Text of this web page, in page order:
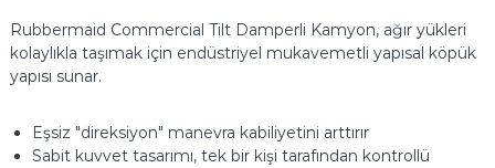
Rubbermaid Commercial Tilt Damperli Kamyon, ağır yükleri
kolaylıkla taşımak için endüstriyel mukavemetli yapısal köpük
yapısı sunar.
Eşsiz "direksiyon" manevra kabiliyetini arttırır
Sabit kuvvet tasarımı, tek bir kişi tarafından kontrollü